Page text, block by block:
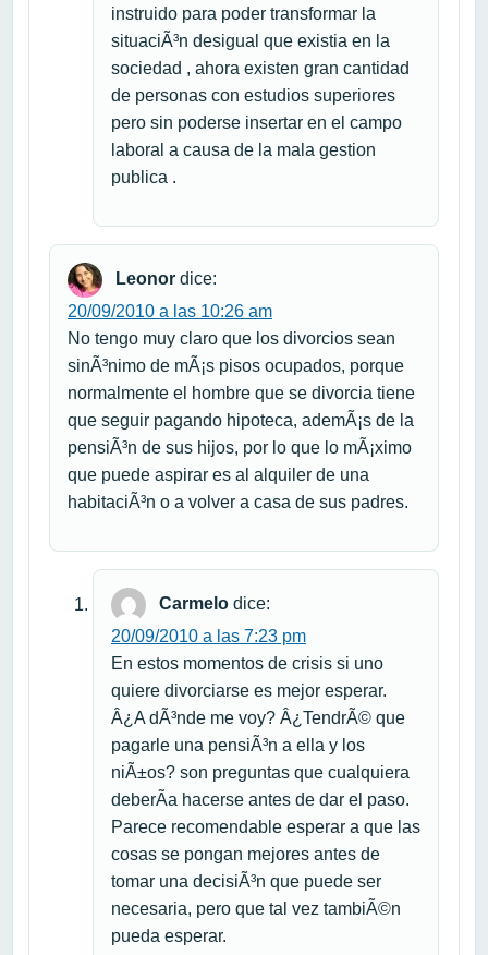
instruido para poder transformar la
situaciÃ³n desigual que existia en la
sociedad , ahora existen gran cantidad
de personas con estudios superiores
pero sin poderse insertar en el campo
laboral a causa de la mala gestion
publica .
Leonor dice:
20/09/2010 a las 10:26 am
No tengo muy claro que los divorcios sean
sinÃ³nimo de mÃ¡s pisos ocupados, porque
normalmente el hombre que se divorcia tiene
que seguir pagando hipoteca, ademÃ¡s de la
pensiÃ³n de sus hijos, por lo que lo mÃ¡ximo
que puede aspirar es al alquiler de una
habitaciÃ³n o a volver a casa de sus padres.
Carmelo dice:
20/09/2010 a las 7:23 pm
En estos momentos de crisis si uno
quiere divorciarse es mejor esperar.
Â¿A dÃ³nde me voy? Â¿TendrÃ© que
pagarle una pensiÃ³n a ella y los
niÃ±os? son preguntas que cualquiera
deberÃ­a hacerse antes de dar el paso.
Parece recomendable esperar a que las
cosas se pongan mejores antes de
tomar una decisiÃ³n que puede ser
necesaria, pero que tal vez tambiÃ©n
pueda esperar.